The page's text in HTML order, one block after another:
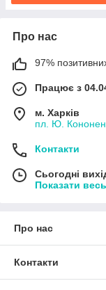
Про нас
97%
Працює з
м. Харків
пл. Ю.
Контакти
Сьогодні
Показати
Про нас
Контакти